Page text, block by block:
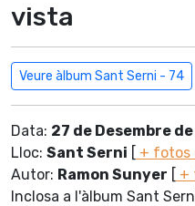
vista
Veure àlbum Sant Serni - 74
Data: 27 de Desembre
Lloc: Sant Serni [ + fotos
Autor: Ramon Sunyer [ +
Inclosa a l'àlbum Sant